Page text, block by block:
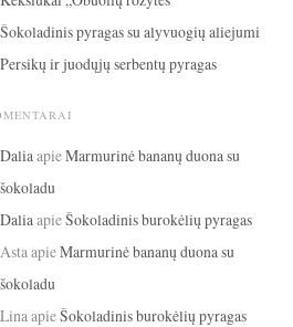
Šokoladinis pyragas su alyvuogių aliejumi
Persikų ir juodųjų serbentų pyragas
DaliaapieMarmurinė bananų duona su
šokoladu
DaliaapieŠokoladinis burokėlių pyragas
AstaapieMarmurinė bananų duona su
šokoladu
LinaapieŠokoladinis burokėlių pyragas